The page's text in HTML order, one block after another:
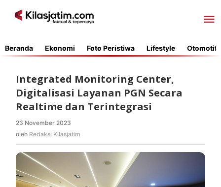
Beranda Ekonomi Foto Peristiwa Lifestyle Otomotif
Integrated Monitoring Center,
Digitalisasi Layanan PGN Secara
Realtime dan Terintegrasi
23 November 2023
Redaksi
oleh Redaksi Kilasjatim